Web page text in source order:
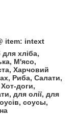
item: intext
для хліба,
М'ясо,
Харчовий
Риба, Салати,
доги,
для олії, для
соусы,